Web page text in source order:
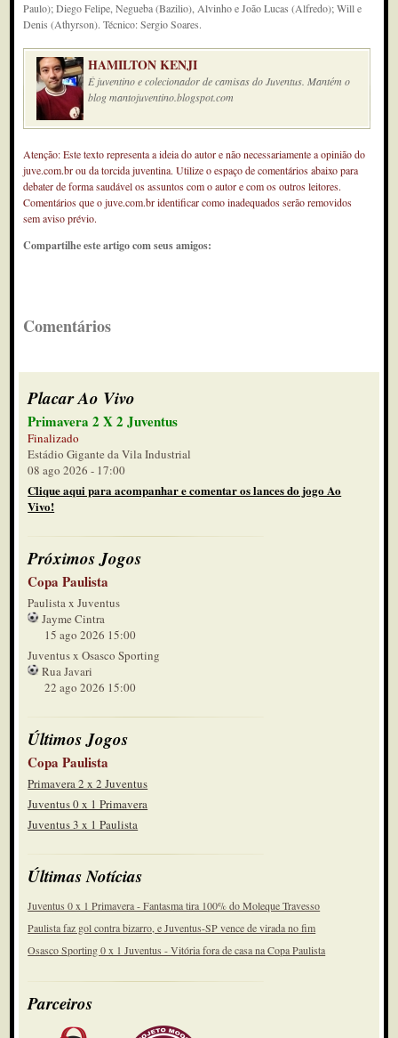
Paulo); Diego Felipe, Negueba (Bazilio), Alvinho e João Lucas (Alfredo); Will e
Denis (Athyrson). Técnico: Sergio Soares.
HAMILTON KENJI
É juventino e colecionador de camisas do Juventus. Mantém o
blog mantojuventino.blogspot.com
Atenção: Este texto representa a ideia do autor e não necessariamente a opinião do
juve.com.br ou da torcida juventina. Utilize o espaço de comentários abaixo para
debater de forma saudável os assuntos com o autor e com os outros leitores.
Comentários que o juve.com.br identificar como inadequados serão removidos
sem aviso prévio.
Compartilhe este artigo com seus amigos:
Comentários
Placar Ao Vivo
Primavera 2 X 2 Juventus
Finalizado
Estádio Gigante da Vila Industrial
08 ago 2026 - 17:00
Clique aqui para acompanhar e comentar os lances do jogo Ao
Vivo!
Próximos Jogos
Copa Paulista
Paulista x Juventus
Jayme Cintra
15 ago 2026 15:00
Juventus x Osasco Sporting
Rua Javari
22 ago 2026 15:00
Últimos Jogos
Copa Paulista
Primavera 2 x 2 Juventus
Juventus 0 x 1 Primavera
Juventus 3 x 1 Paulista
Últimas Notícias
Juventus 0 x 1 Primavera - Fantasma tira 100% do Moleque Travesso
Paulista faz gol contra bizarro, e Juventus-SP vence de virada no fim
Osasco Sporting 0 x 1 Juventus - Vitória fora de casa na Copa Paulista
Parceiros